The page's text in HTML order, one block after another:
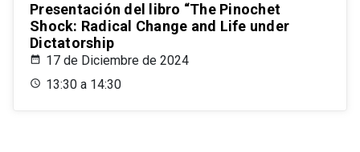
Presentación del libro “The Pinochet
Shock: Radical Change and Life under
Dictatorship
17 de Diciembre de 2024
13:30 a 14:30